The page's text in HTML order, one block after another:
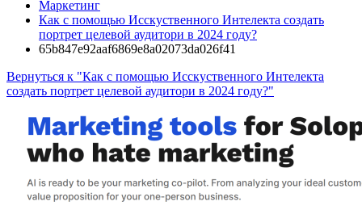
Маркетинг
Как с помощью Исскуственного Интелекта создать
портрет целевой аудитори в 2024 году?
65b847e92aaf6869e8a02073da026f41
Вернуться к "Как с помощью Исскуственного Интелекта
создать портрет целевой аудитори в 2024 году?"